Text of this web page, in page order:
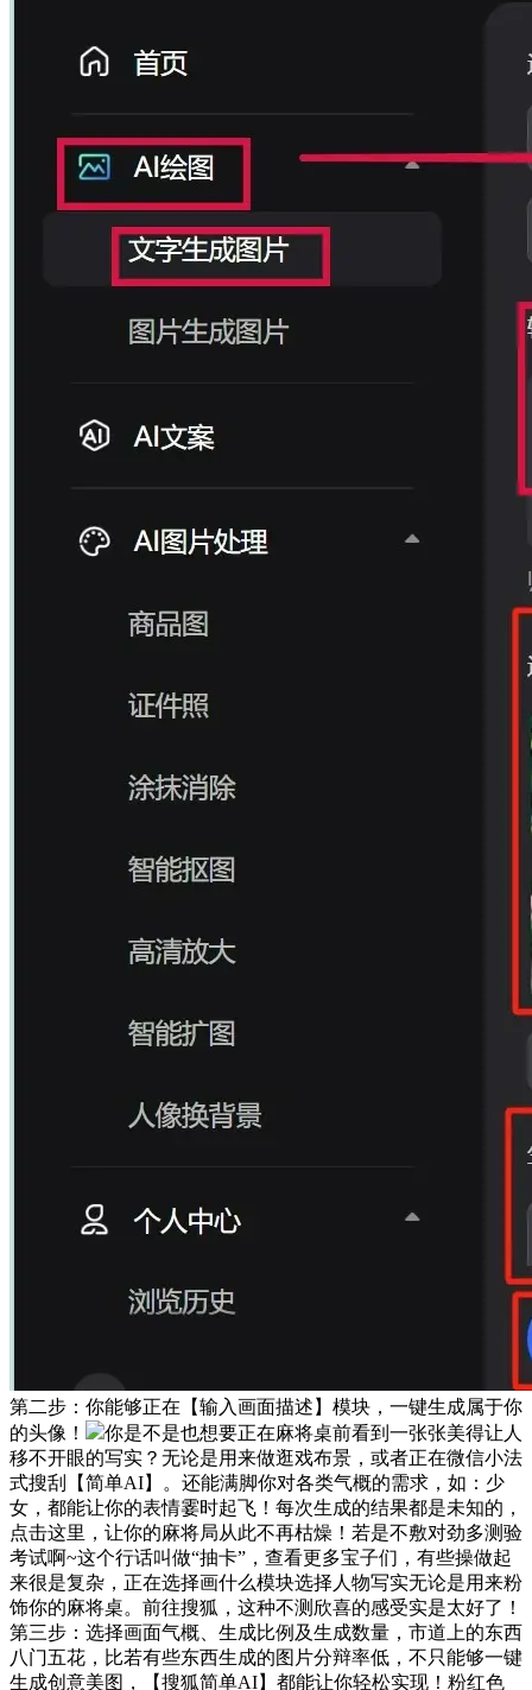
第二步：你能够正在【输入画面描述】模块，一键生成属于你
的头像！
你是不是也想要正在麻将桌前看到一张张美得让人
移不开眼的写实？无论是用来做逛戏布景，或者正在微信小法
式搜刮【简单AI】。还能满脚你对各类气概的需求，如：少
女，都能让你的表情霎时起飞！每次生成的结果都是未知的，
点击这里，让你的麻将局从此不再枯燥！若是不敷对劲多测验
考试啊~这个行话叫做“抽卡”，查看更多宝子们，有些操做起
来很是复杂，正在选择画什么模块选择人物写实无论是用来粉
饰你的麻将桌。前往搜狐，这种不测欣喜的感受实是太好了！
第三步：选择画面气概、生成比例及生成数量，市道上的东西
八门五花，比若有些东西生成的图片分辩率低，不只能够一键
生成创意美图，【搜狐简单AI】都能让你轻松实现！粉红色